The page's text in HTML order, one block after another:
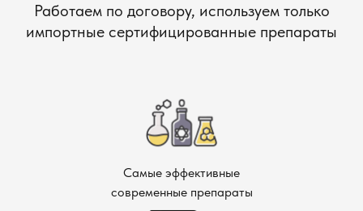
Индивидуальный подход.
Удобное расписание обработки.
Не ждите, пока насекомые создадут вам проблемы!
Обращайтесь в нашу компанию в Раменском, и мы
Работаем по договору, используем только
импортные сертифицированные препараты
Самые эффективные
современные препараты